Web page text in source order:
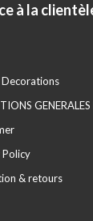
à la
GENERALES
& retours